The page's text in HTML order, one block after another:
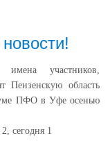
имена участников,
Пензенскую область
ПФО в Уфе осенью
2, сегодня 1